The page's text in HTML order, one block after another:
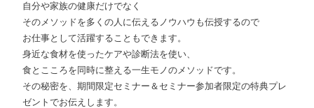
自分や家族の健康だけでなく
そのメソッドを多くの人に伝えるノウハウも伝授するので
お仕事として活躍することもできます。
身近な食材を使ったケアや診断法を使い、
食とこころを同時に整える一生モノのメソッドです。
その秘密を、期間限定セミナー＆セミナー参加者限定の特典プレ
ゼントでお伝えします。